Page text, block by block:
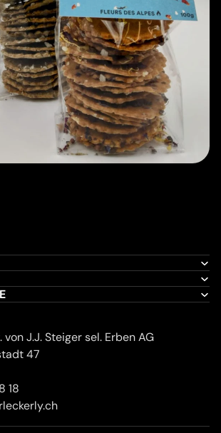
von J.J. Steiger sel. Erben AG
47
18